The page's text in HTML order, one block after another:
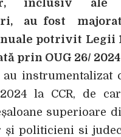
inclusiv ale
au fost
potrivit Legii
prin OUG 26/
au instrumentalizat
la CCR, de
superioare
și politicieni si